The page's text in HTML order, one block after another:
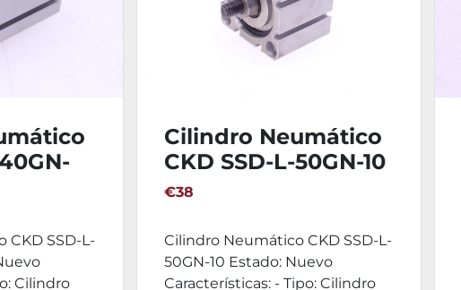
CKD SSD-L-
Cilindro
Cilindro Neumático
CKD SSD-L-50GN-10
€38
Cilindro Neumático CKD SSD-L-
50GN-10 Estado: Nuevo
Características: - Tipo: Cilindro